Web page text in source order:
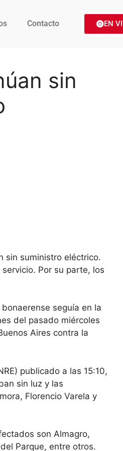
Contacto EN
sin
sin suministro eléctrico.
Por su parte, los
seguía en la
del pasado miércoles
Aires contra la
publicado a las 15:10,
sin luz y las
Florencio Varela y
son Almagro,
Parque, entre otros.